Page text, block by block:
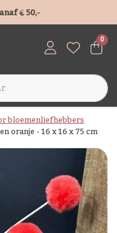
€ 50,-
0
bloemenliefhebbers
oranje - 16 x 16 x 75 cm